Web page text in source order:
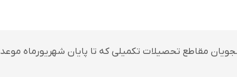
مقاطع تحصیلات تکمیلی که تا پایان شهریورماه موعد